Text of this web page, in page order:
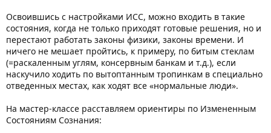
Освоившись с настройками ИСС, можно входить в такие
состояния, когда не только приходят готовые решения, но и
перестают работать законы физики, законы времени. И
ничего не мешает пройтись, к примеру, по битым стеклам
(=раскаленным углям, консервным банкам и т.д.), если
наскучило ходить по вытоптанным тропинкам в специально
отведенных местах, как ходят все «нормальные люди».
На мастер-классе расставляем ориентиры по Измененным
Состояниям Сознания: